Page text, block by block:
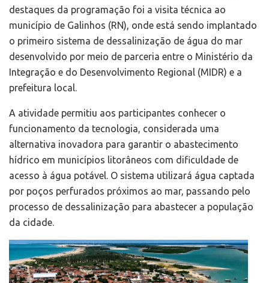
destaques da programação foi a visita técnica ao
município de Galinhos (RN), onde está sendo implantado
o primeiro sistema de dessalinização de água do mar
desenvolvido por meio de parceria entre o Ministério da
Integração e do Desenvolvimento Regional (MIDR) e a
prefeitura local.
A atividade permitiu aos participantes conhecer o
funcionamento da tecnologia, considerada uma
alternativa inovadora para garantir o abastecimento
hídrico em municípios litorâneos com dificuldade de
acesso à água potável. O sistema utilizará água captada
por poços perfurados próximos ao mar, passando pelo
processo de dessalinização para abastecer a população
da cidade.